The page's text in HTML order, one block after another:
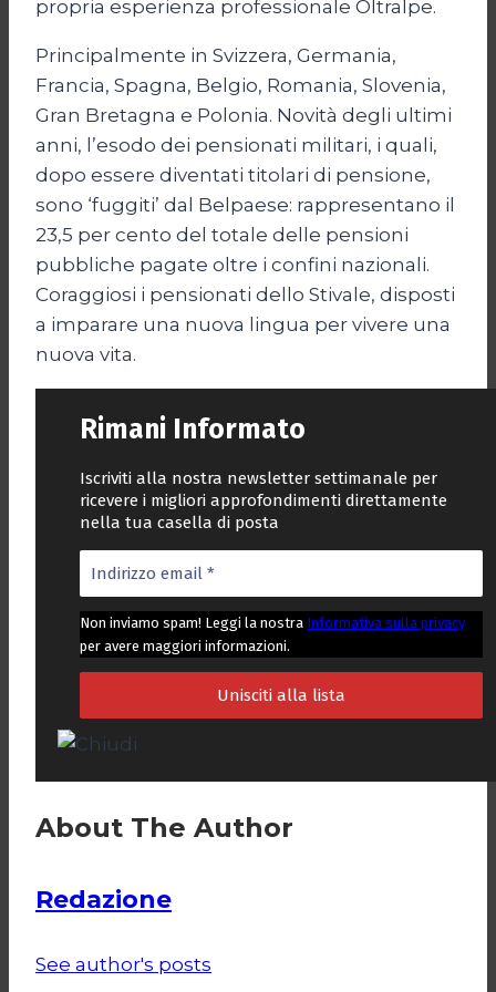
propria esperienza professionale Oltralpe.
Principalmente in Svizzera, Germania,
Francia, Spagna, Belgio, Romania, Slovenia,
Gran Bretagna e Polonia. Novità degli ultimi
anni, l’esodo dei pensionati militari, i quali,
dopo essere diventati titolari di pensione,
sono ‘fuggiti’ dal Belpaese: rappresentano il
23,5 per cento del totale delle pensioni
pubbliche pagate oltre i confini nazionali.
Coraggiosi i pensionati dello Stivale, disposti
a imparare una nuova lingua per vivere una
nuova vita.
Rimani Informato
Iscriviti alla nostra newsletter settimanale per
ricevere i migliori approfondimenti direttamente
nella tua casella di posta
Non inviamo spam! Leggi la nostra Informativa sulla privacy
per avere maggiori informazioni.
About The Author
Redazione
See author's posts